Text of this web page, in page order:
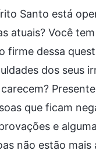
Santo está
atuais? Você
firme dessa
dos seus
que ficam
e
não estão mais